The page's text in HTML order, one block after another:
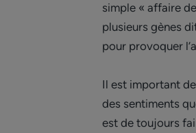
simple « affaire
plusieurs gènes
pour provoquer
Il est important
des sentiments
est de toujours